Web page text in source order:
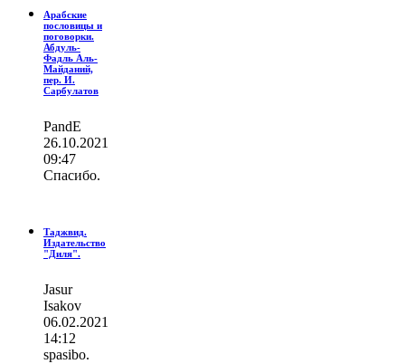
Арабские
пословицы и
поговорки.
Абдуль-
Фадль Аль-
Майданий,
пер. И.
Сарбулатов
PandE
26.10.2021
09:47
Спасибо.
Таджвид.
Издательство
"Диля".
Jasur
Isakov
06.02.2021
14:12
spasibo.